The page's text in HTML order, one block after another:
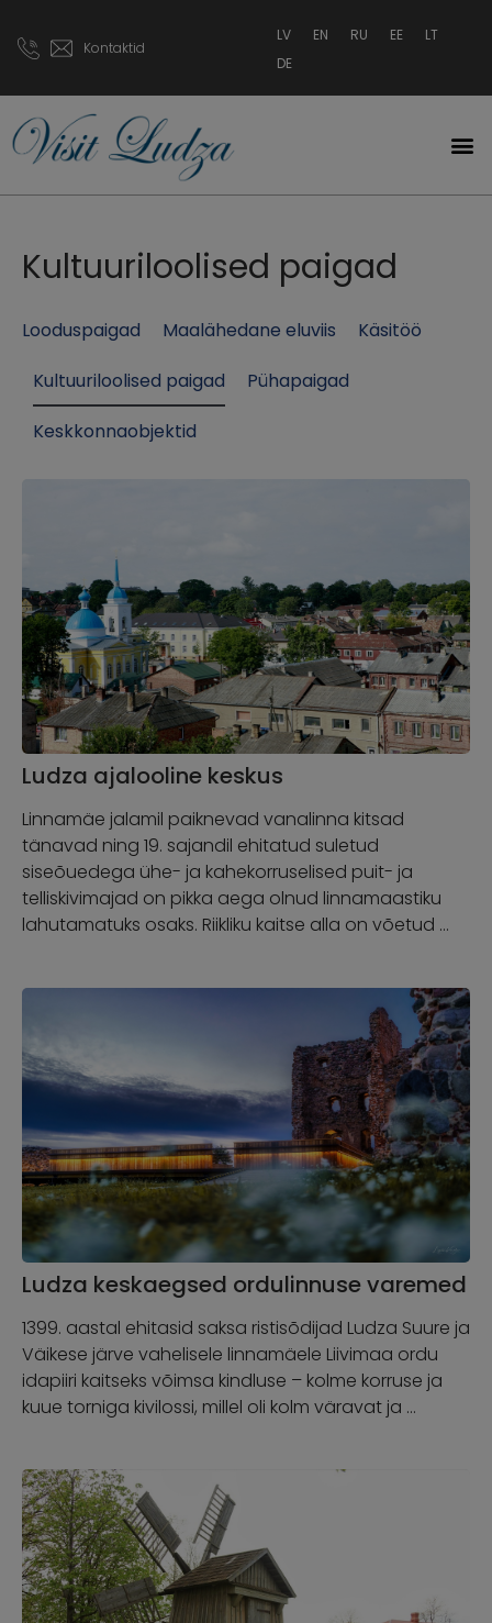
Kontaktid
LV EN RU EE
LT
DE
Kultuuriloolised paigad
Looduspaigad Maalähedane eluviis
Käsitöö
Kultuuriloolised paigad
Pühapaigad
Keskkonnaobjektid
Ludza ajalooline keskus
Linnamäe jalamil paiknevad vanalinna kitsad
tänavad ning 19. sajandil ehitatud suletud
siseõuedega ühe- ja kahekorruselised puit- ja
telliskivimajad on pikka aega olnud linnamaastiku
lahutamatuks osaks. Riikliku kaitse alla on võetud …
Ludza keskaegsed ordulinnuse varemed
1399. aastal ehitasid saksa ristisõdijad Ludza Suure ja
Väikese järve vahelisele linnamäele Liivimaa ordu
idapiiri kaitseks võimsa kindluse – kolme korruse ja
kuue torniga kivilossi, millel oli kolm väravat ja …